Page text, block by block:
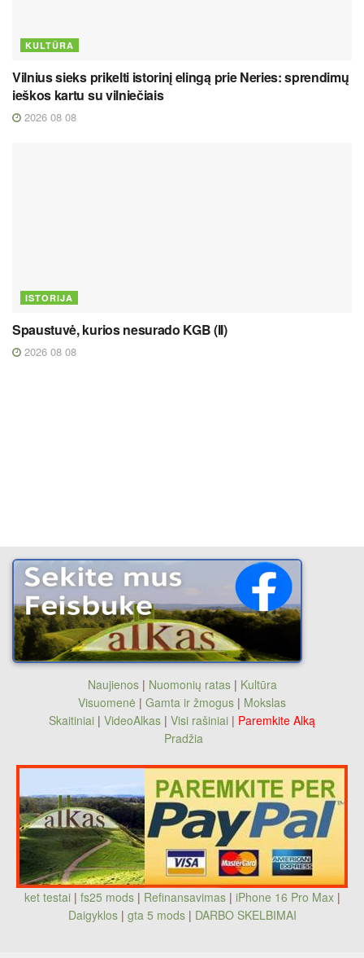
KULTŪRA
Vilnius sieks prikelti istorinį elingą prie Neries: sprendimų
ieškos kartu su vilniečiais
2026 08 08
ISTORIJA
Spaustuvė, kurios nesurado KGB (II)
2026 08 08
Naujienos| Nuomonių ratas| Kultūra
Visuomenė | Gamta ir žmogus | Mokslas
Skaitiniai | VideoAlkas | Visi rašiniai | Paremkite Alką
Pradžia
ket testai | fs25 mods| Refinansavimas| iPhone 16 Pro Max|
Daigyklos| gta 5 mods | DARBO SKELBIMAI